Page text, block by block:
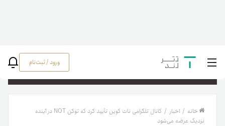
ورود / ثبت‌نام
خانه / اخبار /
کانال تلگرامی نات کوین تأیید کرد که توکن NOT در آینده
نزدیک عرضه می‌شود